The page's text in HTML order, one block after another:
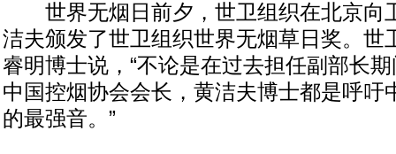
世界无烟日前夕，世卫组织在北京向
洁夫颁发了世卫组织世界无烟草日奖。世
睿明博士说，“不论是在过去担任副部长
中国控烟协会会长，黄洁夫博士都是呼吁
的最强音。”